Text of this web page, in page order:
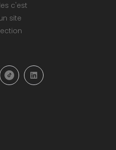
c'est
site